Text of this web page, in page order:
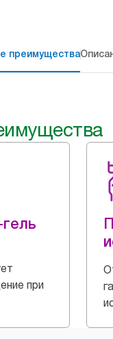
преимущества
при